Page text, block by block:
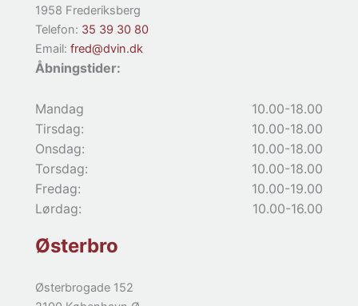
1958 Frederiksberg
Telefon: 35 39 30 80
Email: fred@dvin.dk
Åbningstider:
Mandag
10.00-18.00
Tirsdag:
10.00-18.00
Onsdag:
10.00-18.00
Torsdag:
10.00-18.00
Fredag:
10.00-19.00
Lørdag:
10.00-16.00
Østerbro
Østerbrogade 152